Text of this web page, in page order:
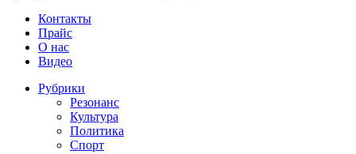
Контакты
Прайс
О нас
Видео
Рубрики
Резонанс
Культура
Политика
Спорт